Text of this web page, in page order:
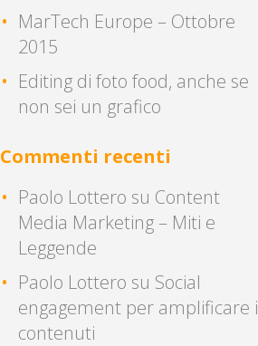
MarTech Europe – Ottobre
2015
Editing di foto food, anche se
non sei un grafico
Commenti recenti
Paolo Lottero su Content
Media Marketing – Miti e
Leggende
Paolo Lottero su Social
engagement per amplificare i
contenuti